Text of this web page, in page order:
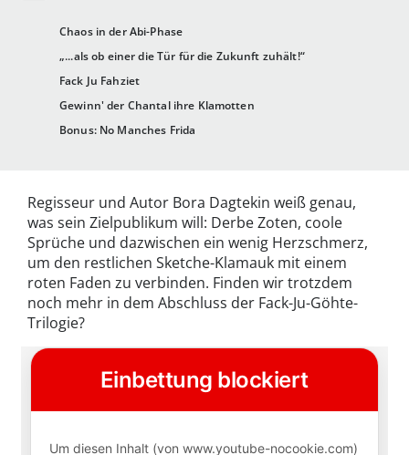
Chaos in der Abi-Phase
„...als ob einer die Tür für die Zukunft zuhält!“
Fack Ju Fahziet
Gewinn' der Chantal ihre Klamotten
Bonus: No Manches Frida
Regisseur und Autor Bora Dagtekin weiß genau,
was sein Zielpublikum will: Derbe Zoten, coole
Sprüche und dazwischen ein wenig Herzschmerz,
um den restlichen Sketche-Klamauk mit einem
roten Faden zu verbinden. Finden wir trotzdem
noch mehr in dem Abschluss der Fack-Ju-Göhte-
Trilogie?